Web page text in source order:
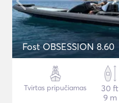
Fost OBSESSION 8.60
Tvirtas pripučiamas
30 ft
9 m